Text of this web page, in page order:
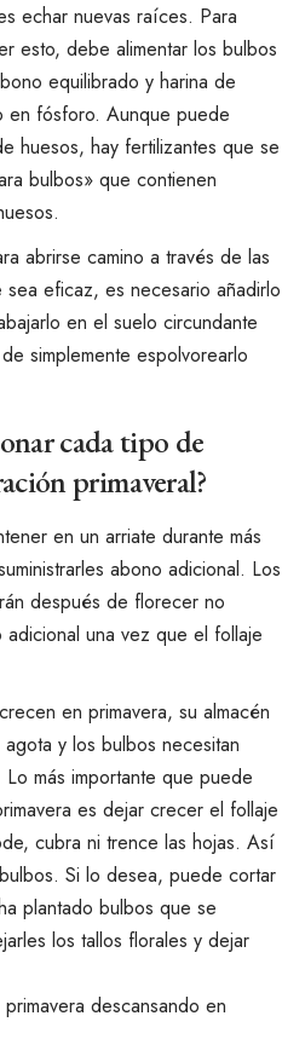
echar nuevas raíces. Para
esto, debe alimentar los bulbos
equilibrado y harina de
en fósforo. Aunque puede
huesos, hay fertilizantes que se
bulbos» que contienen
abrirse camino a través de las
eficaz, es necesario añadirlo
en el suelo circundante
simplemente espolvorearlo
cada tipo de
primaveral?
en un arriate durante más
abono adicional. Los
después de florecer no
una vez que el follaje
en primavera, su almacén
y los bulbos necesitan
más importante que puede
es dejar crecer el follaje
cubra ni trence las hojas. Así
Si lo desea, puede cortar
plantado bulbos que se
los tallos florales y dejar